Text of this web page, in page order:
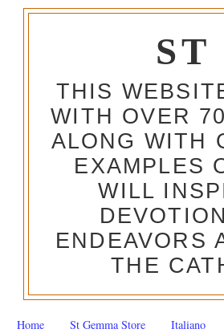
THIS
WITH OVER
ALONG WITH
EXAMPLES
WILL
ENDEAVORS
THE
Home St Gemma Store Italiano